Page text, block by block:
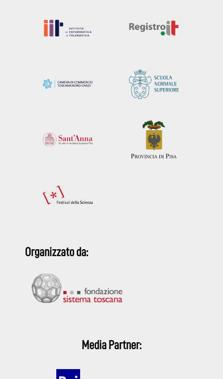
Organizzato da:
Media Partner: